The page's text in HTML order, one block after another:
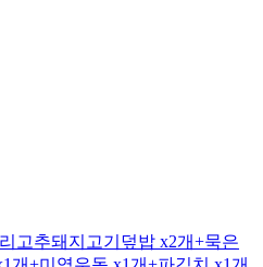
고추돼지고기덮밥 x2개+묵은